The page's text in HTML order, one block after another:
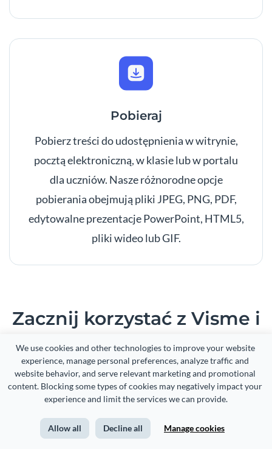
We use cookies and other technologies to improve your website
experience, manage personal preferences, analyze traffic and
website behavior, and serve relevant marketing and promotional
content. Blocking some types of cookies may negatively impact your
experience and limit the services we can provide.
Allow all Decline all Manage cookies
Pobieraj
Pobierz treści do udostępnienia w witrynie,
pocztą elektroniczną, w klasie lub w portalu
dla uczniów. Nasze różnorodne opcje
pobierania obejmują pliki JPEG, PNG, PDF,
edytowalne prezentacje PowerPoint, HTML5,
pliki wideo lub GIF.
Zacznij korzystać z Visme i
twórz swoje materiały
Zaplanuj prezentację